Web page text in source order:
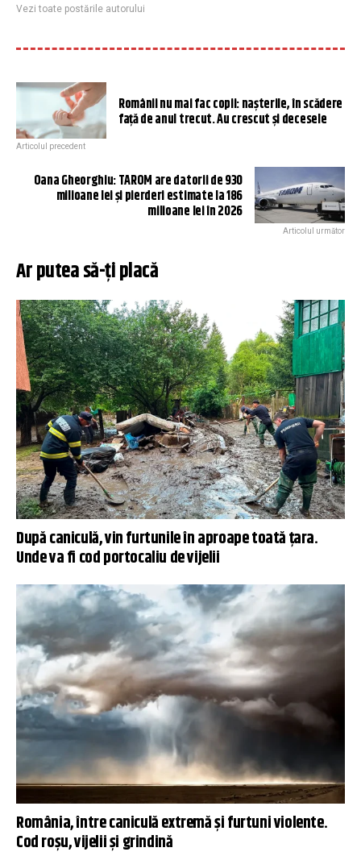
Vezi toate postările autorului
Românii nu mai fac copii: naşterile, în scădere
faţă de anul trecut. Au crescut şi decesele
Articolul precedent
Oana Gheorghiu: TAROM are datorii de 930
milioane lei şi pierderi estimate la 186
milioane lei în 2026
Articolul următor
Ar putea să-ți placă
După caniculă, vin furtunile în aproape toată țara.
Unde va fi cod portocaliu de vijelii
România, între caniculă extremă și furtuni violente.
Cod roșu, vijelii și grindină